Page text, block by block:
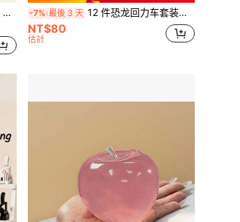
-7% 最後 3 天 12 件恐龙回力车套装，适合幼儿、散装迷你赛车玩具、派对礼物、皮纳塔填充物、礼品袋填充物、适合男孩女孩的课堂奖品
NT$80
估計